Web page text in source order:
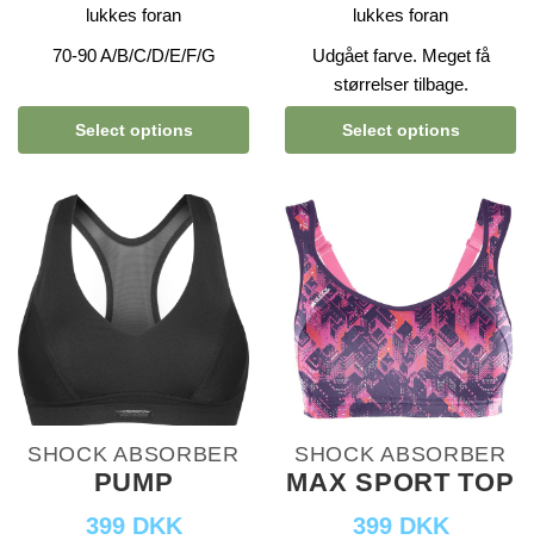
lukkes foran
70-90 A/B/C/D/E/F/G
Select options
lukkes foran
Udgået farve. Meget få
størrelser tilbage.
Select options
SHOCK ABSORBER
PUMP
399 DKK
SHOCK ABSORBER
MAX SPORT TOP
399 DKK